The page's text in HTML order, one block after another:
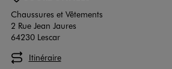
Chaussures et Vêtements
2 Rue Jean Jaures
64230 Lescar
Itinéraire